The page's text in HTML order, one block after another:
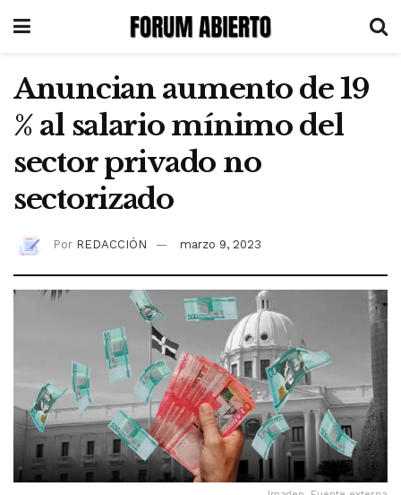
Anuncian aumento de 19
% al salario mínimo del
sector privado no
sectorizado
Por REDACCIÓN marzo 9, 2023